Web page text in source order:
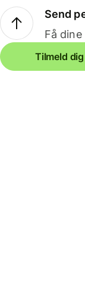
Send
Få
Tilmeld dig